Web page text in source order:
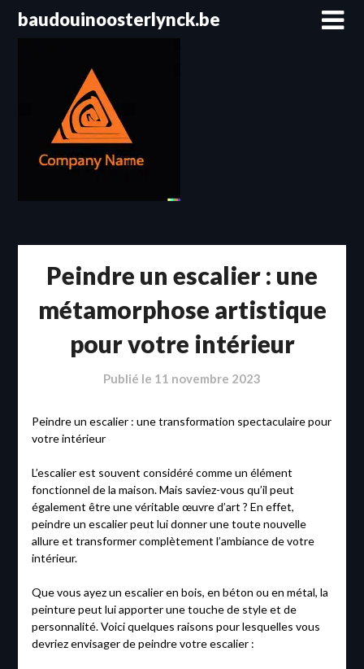
Passerbaudouinoosterlynck.be
Peindre un escalier : une
métamorphose artistique
pour votre intérieur
Publié le 11 novembre 2023
Peindre un escalier : une transformation spectaculaire pour
votre intérieur
L’escalier est souvent considéré comme un élément
fonctionnel de la maison. Mais saviez-vous qu’il peut
également être une véritable œuvre d’art ? En effet,
peindre un escalier peut lui donner une toute nouvelle
allure et transformer complètement l’ambiance de votre
intérieur.
Que vous ayez un escalier en bois, en béton ou en métal, la
peinture peut lui apporter une touche de style et de
personnalité. Voici quelques raisons pour lesquelles vous
devriez envisager de peindre votre escalier :